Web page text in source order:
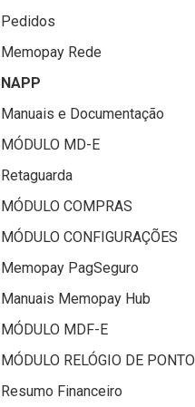
Pedidos
Memopay Rede
NAPP
Manuais e Documentação
MÓDULO MD-E
Retaguarda
MÓDULO COMPRAS
MÓDULO CONFIGURAÇÕES
Memopay PagSeguro
Manuais Memopay Hub
MÓDULO MDF-E
MÓDULO RELÓGIO DE PONTO
Resumo Financeiro